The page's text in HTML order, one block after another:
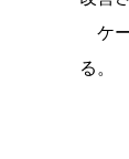
ケ
る。